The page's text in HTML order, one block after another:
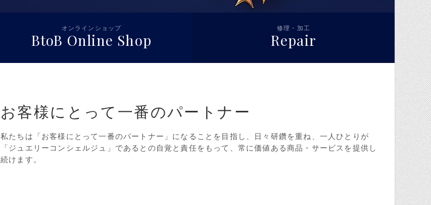
オンラインショップ
BtoB Online Shop
修理・加工
Repair
お客様にとって一番のパートナー
私たちは「お客様にとって一番のパートナー」になることを目指し、日々研鑽を重ね、一人ひとりが
「ジュエリーコンシェルジュ」であるとの自覚と責任をもって、常に価値ある商品・サービスを提供し
続けます。